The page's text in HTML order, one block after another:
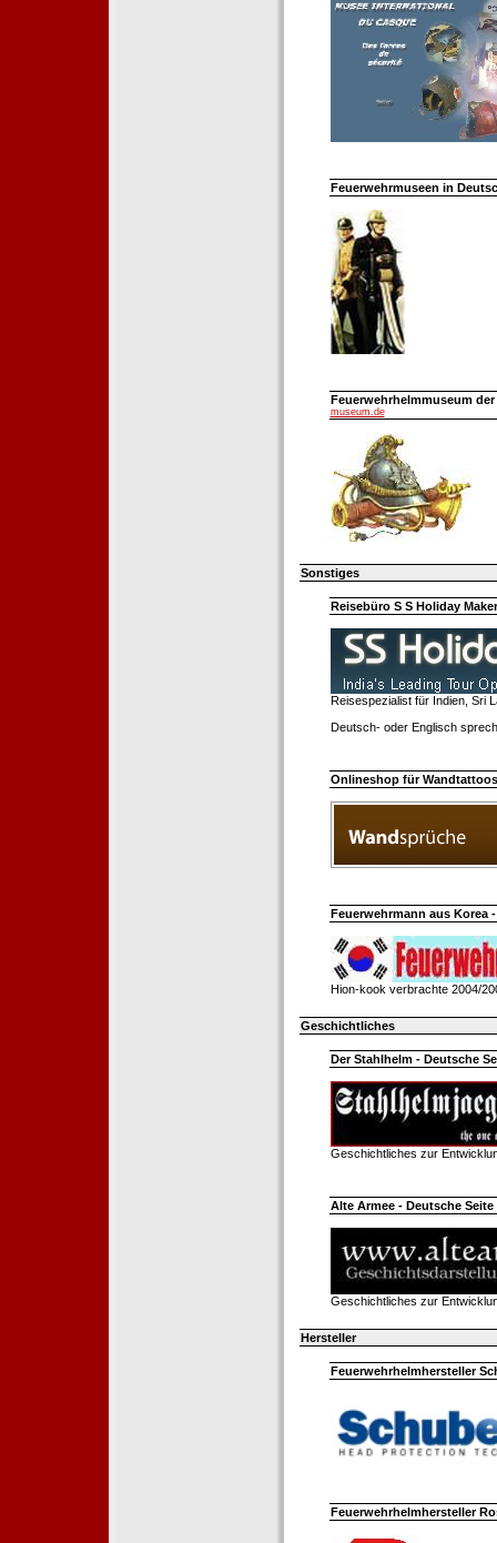
Feuerwehrmuseen in
Feuerwehrhelmmuseum
museum.de
Sonstiges
Reisebüro S S Holiday
Reisespezialist für Indien, Sri
Deutsch- oder Englisch
Onlineshop für Wandtattoos
Feuerwehrmann aus Korea
Hion-kook verbrachte 2004/
Geschichtliches
Der Stahlhelm - Deutsche
Geschichtliches zur
Alte Armee - Deutsche Seite
Geschichtliches zur
Hersteller
Feuerwehrhelmhersteller
Feuerwehrhelmhersteller